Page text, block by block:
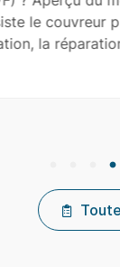
assiste le
rénovation et